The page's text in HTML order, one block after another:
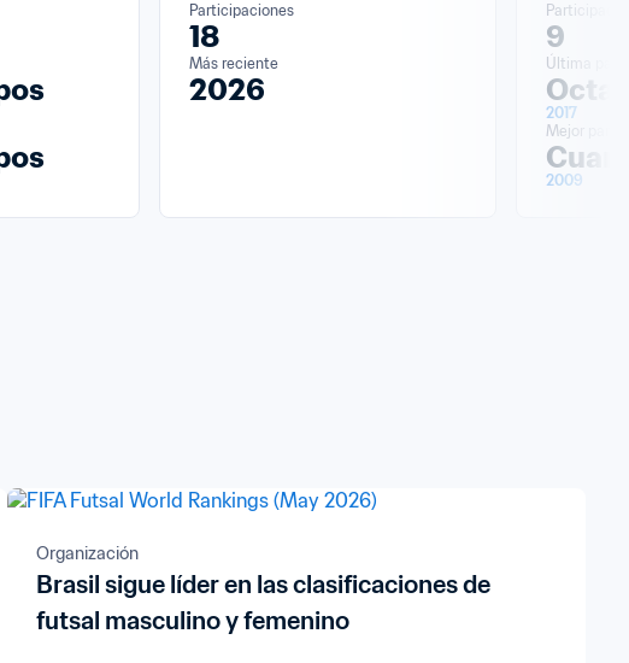
Participaciones
18
Más reciente
2026
9
Última
2017
Mejor
2009
Organización
Brasil sigue líder en las clasificaciones de
futsal masculino y femenino